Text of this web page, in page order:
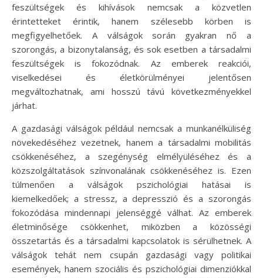
feszültségek és kihívások nemcsak a közvetlen
érintetteket érintik, hanem szélesebb körben is
megfigyelhetőek. A válságok során gyakran nő a
szorongás, a bizonytalanság, és sok esetben a társadalmi
feszültségek is fokozódnak. Az emberek reakciói,
viselkedései és életkörülményei jelentősen
megváltozhatnak, ami hosszú távú következményekkel
járhat.
A gazdasági válságok például nemcsak a munkanélküliség
növekedéséhez vezetnek, hanem a társadalmi mobilitás
csökkenéséhez, a szegénység elmélyüléséhez és a
közszolgáltatások színvonalának csökkenéséhez is. Ezen
túlmenően a válságok pszichológiai hatásai is
kiemelkedőek; a stressz, a depresszió és a szorongás
fokozódása mindennapi jelenséggé válhat. Az emberek
életminősége csökkenhet, miközben a közösségi
összetartás és a társadalmi kapcsolatok is sérülhetnek. A
válságok tehát nem csupán gazdasági vagy politikai
események, hanem szociális és pszichológiai dimenziókkal